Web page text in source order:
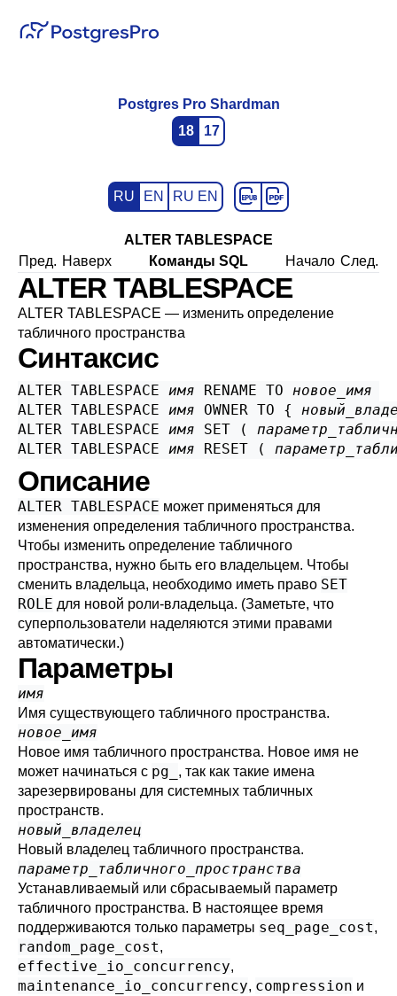
Postgres Pro Shardman
18
17
RU EN RU EN
ALTER TABLESPACE
Пред. Наверх Команды SQL Начало След.
ALTER TABLESPACE
ALTER TABLESPACE — изменить определение
табличного пространства
Синтаксис
ALTER TABLESPACE имя RENAME TO новое_имя
ALTER TABLESPACE имя OWNER TO {
ALTER TABLESPACE имя SET (
ALTER TABLESPACE имя RESET (
Описание
ALTER TABLESPACE может применяться для
изменения определения табличного пространства.
Чтобы изменить определение табличного
пространства, нужно быть его владельцем. Чтобы
сменить владельца, необходимо иметь право SET
ROLE для новой роли-владельца. (Заметьте, что
суперпользователи наделяются этими правами
автоматически.)
Параметры
имя
Имя существующего табличного пространства.
новое_имя
Новое имя табличного пространства. Новое имя не
может начинаться с pg_
, так как такие имена
зарезервированы для системных табличных
пространств.
новый_владелец
Новый владелец табличного пространства.
параметр_табличного_пространства
Устанавливаемый или сбрасываемый параметр
табличного пространства. В настоящее время
поддерживаются только параметры seq_page_cost,
random_page_cost,
effective_io_concurrency,
maintenance_io_concurrency, compression и